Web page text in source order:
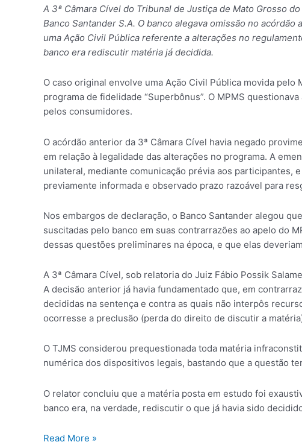
A 3ª Câmara Cível do Tribunal de Justiça de Mato Grosso
Banco Santander S.A. O banco alegava omissão no
uma Ação Civil Pública referente a alterações no
banco era rediscutir matéria já decidida.
O caso original envolve uma Ação Civil Pública movida
programa de fidelidade “Superbônus”. O MPMS
pelos consumidores.
O acórdão anterior da 3ª Câmara Cível havia negado
em relação à legalidade das alterações no programa. A
unilateral, mediante comunicação prévia aos participantes,
previamente informada e observado prazo razoável para
Nos embargos de declaração, o Banco Santander alegou
suscitadas pelo banco em suas contrarrazões ao apelo do
dessas questões preliminares na época, e que elas
A 3ª Câmara Cível, sob relatoria do Juiz Fábio Possik
A decisão anterior já havia fundamentado que, em
decididas na sentença e contra as quais não interpôs
ocorresse a preclusão (perda do direito de discutir a
O TJMS considerou prequestionada toda matéria
numérica dos dispositivos legais, bastando que a questão
O relator concluiu que a matéria posta em estudo foi
banco era, na verdade, rediscutir o que já havia sido
Read More »